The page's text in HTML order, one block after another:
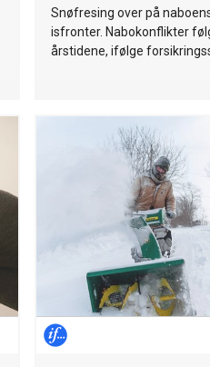
Snøfresing over på
isfronter. Nabokonflikter
årstidene, ifølge